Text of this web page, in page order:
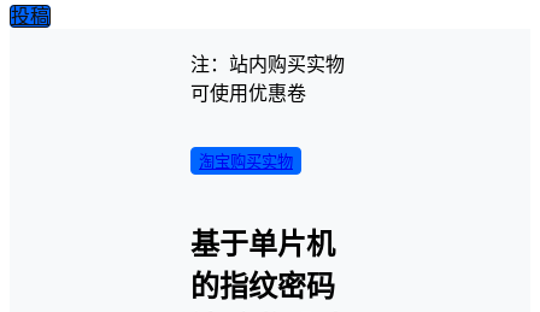
投稿
注：站内购买实物
可使用优惠卷
淘宝购买实物
基于单片机
的指纹密码